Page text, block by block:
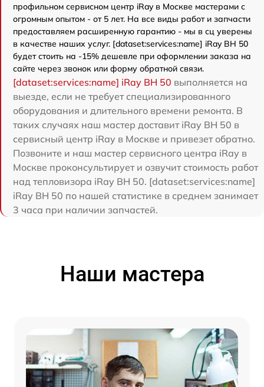
профильном сервисном центр iRay в Москве мастерами с
огромным опытом - от 5 лет. На все виды работ и запчасти
предоставляем расширенную гарантию - мы в сц уверены
в качестве наших услуг. [dataset:services:name] iRay BH 50
будет стоить на -15% дешевле при оформлении заказа на
сайте через звонок или форму обратной связи.
[dataset:services:name] iRay BH 50 выполняется на
выезде, если не требует специализированного
оборудования и длительного времени ремонта. В
таких случаях наш мастер доставит iRay BH 50 в
сервисный центр iRay в Москве и привезет обратно.
Позвоните и наш мастер сервисного центра iRay в
Москве проконсультирует и озвучит стоимость работ
над тепловизора iRay BH 50. [dataset:services:name]
iRay BH 50 по нашей статистике в среднем занимает
3 часа при наличии запчастей.
Наши мастера